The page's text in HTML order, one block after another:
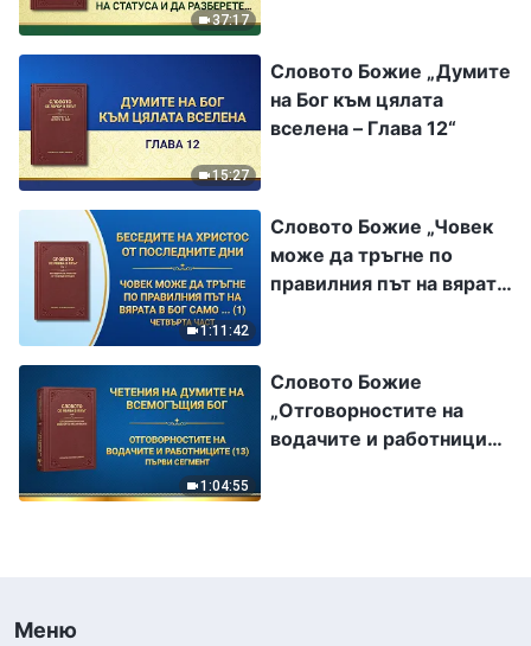
37:17
спасението на човека“
15:27
Словото Божие „Думите
на Бог към цялата
вселена – Глава 12“
1:11:42
Словото Божие „Човек
може да тръгне по
правилния път на вярата
си (1)“ Четвърта част
1:04:55
Словото Божие
„Отговорностите на
водачите и работниците
Меню